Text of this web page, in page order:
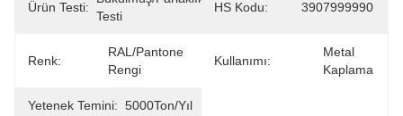
Ürün Testi:
Testi
HS Kodu: 3907999990
Renk:
RAL/Pantone
Rengi
Kullanımı:
Metal
Kaplama
Yetenek Temini: 5000Ton/yıl